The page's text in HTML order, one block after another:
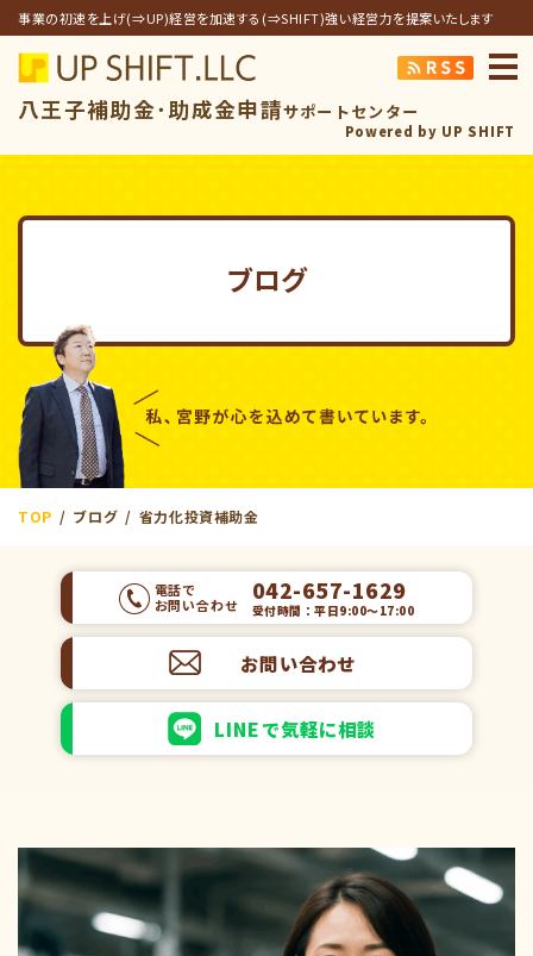
事業の初速を上げ(⇒UP)経営を加速する(⇒SHIFT)強い経営力を提案いたします
アップシフト合
八王子補助金･助成金申請サポートセンター
Powered by UP SHIFT
ブログ
TOP ブログ 省力化投資補助金
電話で
お問い合わせ
042-657-1629
受付時間：平日9:00～17:00
お問い合わせ
LINEで気軽に相談